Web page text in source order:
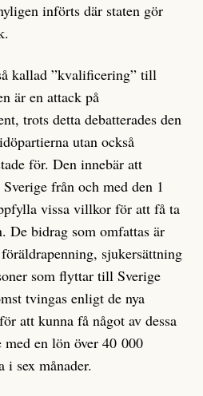
införts där staten gör
kallad ”kvalificering” till
är en attack på
trots detta debatterades den
utan också
för. Den innebär att
från och med den 1
vissa villkor för att få ta
De bidrag som omfattas är
sjukersättning
som flyttar till Sverige
tvingas enligt de nya
att kunna få något av dessa
en lön över 40 000
i sex månader.